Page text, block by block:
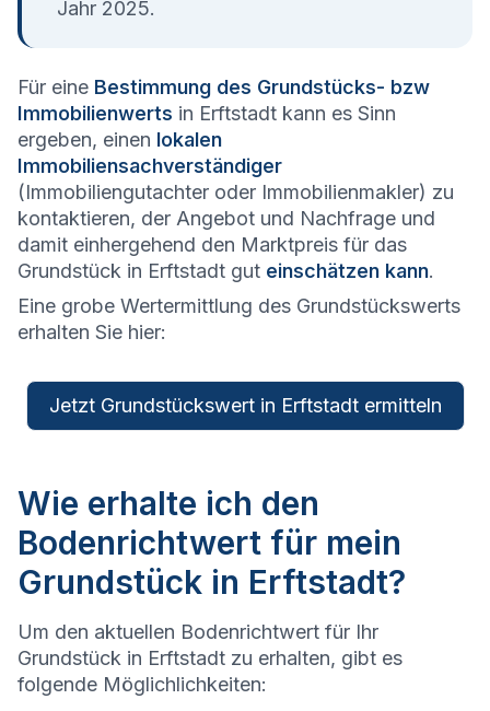
Jahr 2025.
Für eine Bestimmung des Grundstücks- bzw
Immobilienwerts in Erftstadt kann es Sinn
ergeben, einen lokalen
Immobiliensachverständiger
(Immobiliengutachter oder Immobilienmakler) zu
kontaktieren, der Angebot und Nachfrage und
damit einhergehend den Marktpreis für das
Grundstück in Erftstadt gut einschätzen kann.
Eine grobe Wertermittlung des Grundstückswerts
erhalten Sie hier:
Jetzt Grundstückswert in Erftstadt ermitteln
Wie erhalte ich den
Bodenrichtwert für mein
Grundstück in Erftstadt?
Um den aktuellen Bodenrichtwert für Ihr
Grundstück in Erftstadt zu erhalten, gibt es
folgende Möglichlichkeiten: